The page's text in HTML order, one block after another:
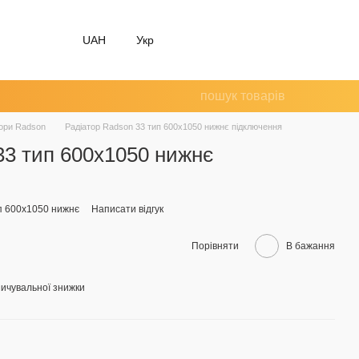
UAH Укр
Radson Радіатор Radson 33 тип 600х1050 нижнє підключення
тип 600х1050 нижнє
600х1050 нижнє Написати відгук
Порівняти В бажання
знижки